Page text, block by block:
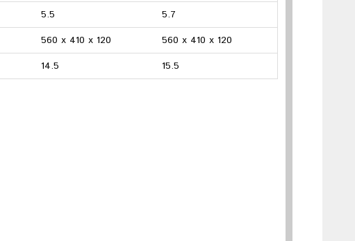
5.5
5.7
560 x 410 x 120
560 x 410 x 120
14.5 15.5